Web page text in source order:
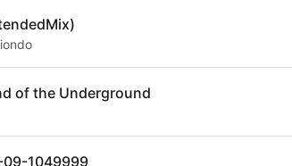
of the Underground
1049999